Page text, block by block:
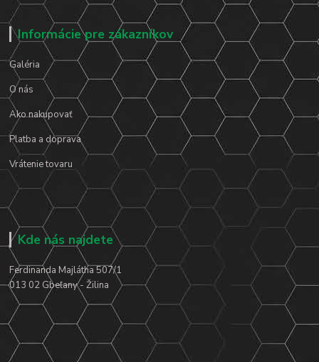
Informácie pre zákazníkov
Galéria
O nás
Ako nakupovať
Platba a doprava
Vrátenie tovaru
Kde nás najdete
Ferdinanda Majlátha 507/1
013 02 Gbeľany - Žilina